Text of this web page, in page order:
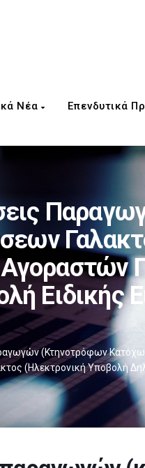
Νέα Επενδυτικά
Ειδικής
(κτηνοτρόφων
(ηλεκτρονική Υποβολή